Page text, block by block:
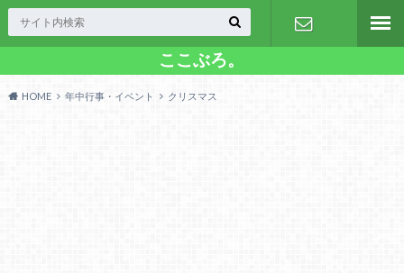
ここぶろ。
HOME 年中行事・イベント クリスマス